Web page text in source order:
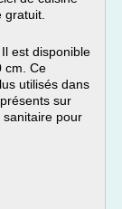
est disponible
cm. Ce
utilisés dans
sur
sanitaire pour